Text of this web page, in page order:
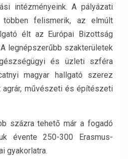
intézményeink. A pályázati
felismerik, az elmúlt
élt az Európai Bizottság
legnépszerűbb szakterületek
és üzleti szféra
magyar hallgató szerez
agrár, művészeti és építészeti
százra tehető már a fogadó
évente 250-300 Erasmus-
gyakorlatra.